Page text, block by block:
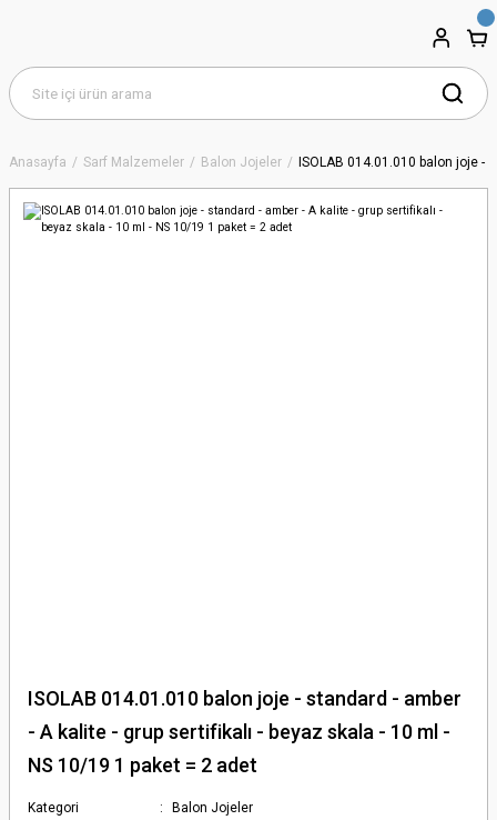
Anasayfa Sarf Malzemeler Balon Jojeler ISOLAB 014.01.010 balon joje -
ISOLAB 014.01.010 balon joje - standard - amber
- A kalite - grup sertifikalı - beyaz skala - 10 ml -
NS 10/19 1 paket = 2 adet
Kategori
Balon Jojeler